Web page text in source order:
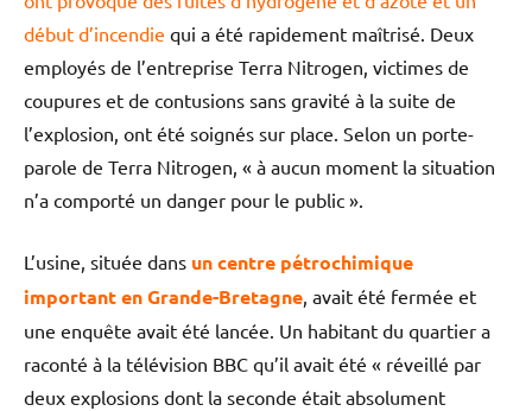
début d’incendie qui a été rapidement maîtrisé. Deux
employés de l’entreprise Terra Nitrogen, victimes de
coupures et de contusions sans gravité à la suite de
l’explosion, ont été soignés sur place. Selon un porte-
parole de Terra Nitrogen, « à aucun moment la situation
n’a comporté un danger pour le public ».
L’usine, située dans un centre pétrochimique
important en Grande-Bretagne, avait été fermée et
une enquête avait été lancée. Un habitant du quartier a
raconté à la télévision BBC qu’il avait été « réveillé par
deux explosions dont la seconde était absolument